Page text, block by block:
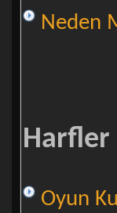
Neden
Harfler
Oyun